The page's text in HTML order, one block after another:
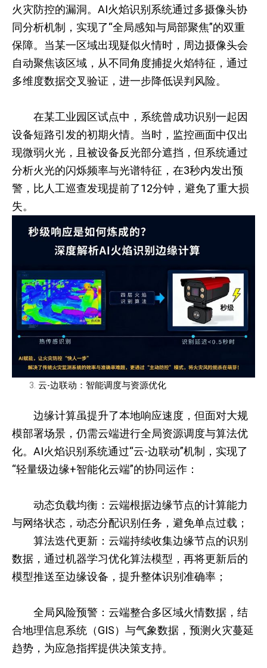
火灾防控的漏洞。AI火焰识别系统通过多摄像头协
同分析机制，实现了“全局感知与局部聚焦”的双重
保障。当某一区域出现疑似火情时，周边摄像头会
自动聚焦该区域，从不同角度捕捉火焰特征，通过
多维度数据交叉验证，进一步降低误判风险。
在某工业园区试点中，系统曾成功识别一起因
设备短路引发的初期火情。当时，监控画面中仅出
现微弱火光，且被设备反光部分遮挡，但系统通过
分析火光的闪烁频率与光谱特征，在3秒内发出预
警，比人工巡查发现提前了12分钟，避免了重大损
失。
云-边联动：智能调度与资源优化
边缘计算虽提升了本地响应速度，但面对大规
模部署场景，仍需云端进行全局资源调度与算法优
化。AI火焰识别系统通过“云-边联动”机制，实现了
“轻量级边缘+智能化云端”的协同运作：
动态负载均衡：云端根据边缘节点的计算能力
与网络状态，动态分配识别任务，避免单点过载；
算法迭代更新：云端持续收集边缘节点的识别
数据，通过机器学习优化算法模型，再将更新后的
模型推送至边缘设备，提升整体识别准确率；
全局风险预警：云端整合多区域火情数据，结
合地理信息系统（GIS）与气象数据，预测火灾蔓延
趋势，为应急指挥提供决策支持。